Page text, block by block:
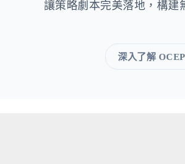
讓策略劇本完美落地，構建
深入了解